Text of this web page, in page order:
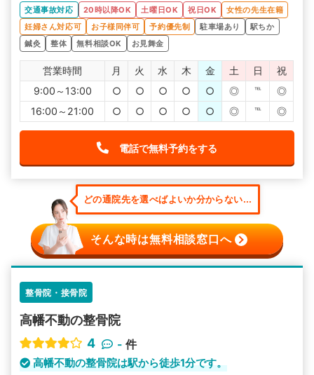
身体を触られるのに慣れていないことを伝え、最初は優し
めの施術から行っていただき、徐々に慣れてきてペースを
合わせてくれたのも嬉しかったです。
保険会社から打ち切り連絡が来てしまったので一旦終了に
なりそうですが、定期的に通いたいと思える整骨院でし
た。
交通事故対応 20時以降OK 土曜日OK 祝日OK
女性の先生在籍
妊婦さん対応可
お子様同伴可 予約優先制 駐車場あり
駅ちか
鍼灸
整体 無料相談OK お見舞金
営業時間 月 火 水 木 金 土 日
祝
9:00～13:00
○ ○ ○ ○ ○ ◎ ℡
◎
16:00～21:00
○ ○ ○ ○ ○ ◎ ℡ ◎
電話で無料予約をする
どの通院先を選べばよいか分からない...
そんな時は無料相談窓口へ
整骨院・接骨院
高幡不動の整骨院
4
- 件
高幡不動の整骨院は駅から徒歩1分です。